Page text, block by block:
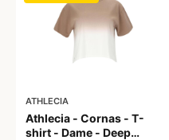
ATHLECIA
Athlecia - Cornas - T-
shirt - Dame - Deep